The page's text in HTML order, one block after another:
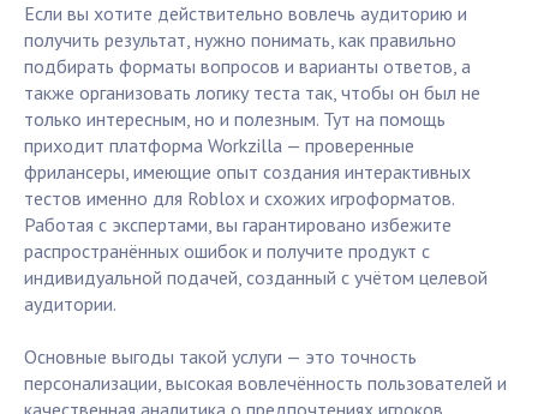
Если вы хотите действительно вовлечь аудиторию и
получить результат, нужно понимать, как правильно
подбирать форматы вопросов и варианты ответов, а
также организовать логику теста так, чтобы он был не
только интересным, но и полезным. Тут на помощь
приходит платформа Workzilla — проверенные
фрилансеры, имеющие опыт создания интерактивных
тестов именно для Roblox и схожих игроформатов.
Работая с экспертами, вы гарантировано избежите
распространённых ошибок и получите продукт с
индивидуальной подачей, созданный с учётом целевой
аудитории.
Основные выгоды такой услуги — это точность
персонализации, высокая вовлечённость пользователей и